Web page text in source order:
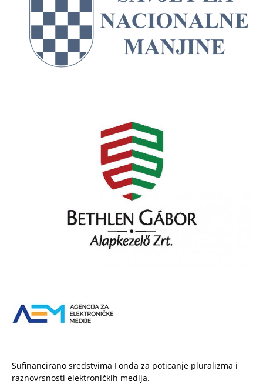
Sufinancirano sredstvima Fonda za poticanje pluralizma i
raznovrsnosti elektroničkih medija.